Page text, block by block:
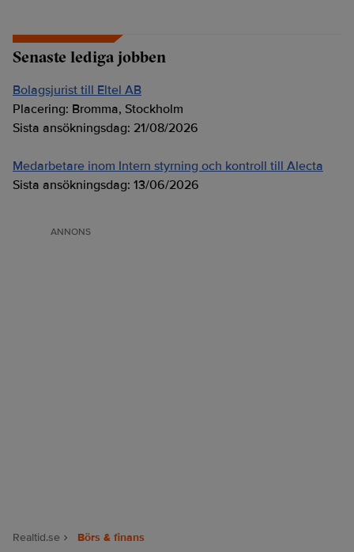
Senaste lediga jobben
Bolagsjurist till Eltel AB
Placering: Bromma, Stockholm
Sista ansökningsdag: 21/08/2026
Medarbetare inom Intern styrning och kontroll till Alecta
Sista ansökningsdag: 13/06/2026
ANNONS
Realtid.se Börs & finans